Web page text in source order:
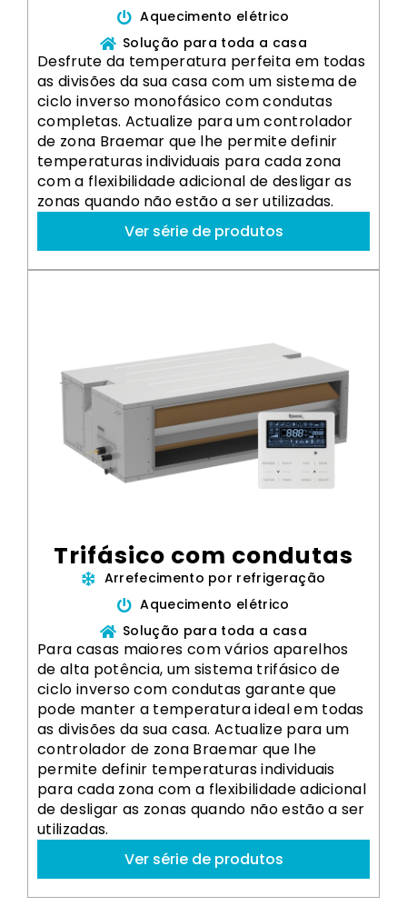
Aquecimento elétrico
Solução para toda a casa
Desfrute da temperatura perfeita em todas
as divisões da sua casa com um sistema de
ciclo inverso monofásico com condutas
completas. Actualize para um controlador
de zona Braemar que lhe permite definir
temperaturas individuais para cada zona
com a flexibilidade adicional de desligar as
zonas quando não estão a ser utilizadas.
Ver série de produtos
Trifásico com condutas
Arrefecimento por refrigeração
Aquecimento elétrico
Solução para toda a casa
Para casas maiores com vários aparelhos
de alta potência, um sistema trifásico de
ciclo inverso com condutas garante que
pode manter a temperatura ideal em todas
as divisões da sua casa. Actualize para um
controlador de zona Braemar que lhe
permite definir temperaturas individuais
para cada zona com a flexibilidade adicional
de desligar as zonas quando não estão a ser
utilizadas.
Ver série de produtos